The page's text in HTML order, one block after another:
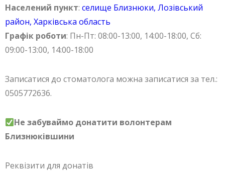
Населений пункт: селище Близнюки, Лозівський
район, Харківська область
Графік роботи: Пн-Пт: 08:00-13:00, 14:00-18:00, Сб:
09:00-13:00, 14:00-18:00
Записатися до стоматолога можна записатися за тел.:
0505772636.
Не забуваймо донатити волонтерам
Близнюківшини
Реквізити для донатів